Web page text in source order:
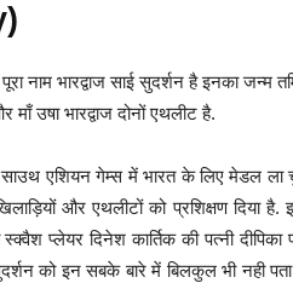
नाम भारद्वाज साई सुदर्शन है इनका
माँ उषा भारद्वाज दोनों एथलीट है.
साउथ एशियन गेम्स में भारत के लिए मेडल
और एथलीटों को प्रशिक्षण दिया है.
स्क्वैश प्लेयर दिनेश कार्तिक की पत्नी
को इन सबके बारे में बिलकुल भी नही